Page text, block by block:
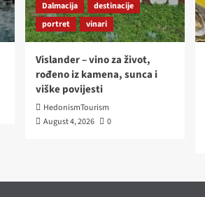
Dalmacija
destinacije
portret
vinari
Vislander – vino za život,
rođeno iz kamena, sunca i
viške povijesti
HedonismTourism
August 4, 2026
0